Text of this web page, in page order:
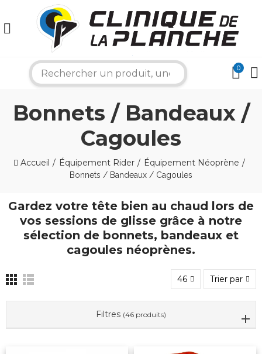
0
Bonnets / Bandeaux /
Cagoules
Accueil Équipement Rider Équipement Néoprène
Bonnets / Bandeaux / Cagoules
Gardez votre tête bien au chaud lors de
vos sessions de glisse grâce à notre
sélection de bonnets, bandeaux et
cagoules néoprènes.
46 Trier par
Filtres (46 produits)
Bonjour ! Je suis votre expert nautique.
Comment puis-je vous aider aujourd'hui ?